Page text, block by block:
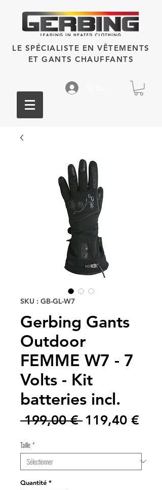
LE SPÉCIALISTE EN VÊTEMENTS
ET GANTS CHAUFFANTS
SKU : GB-GL-W7
Gerbing Gants
Outdoor
FEMME W7 - 7
Volts - Kit
batteries incl.
199,00 € Prix
119,40 €
Taille *
Quantité *